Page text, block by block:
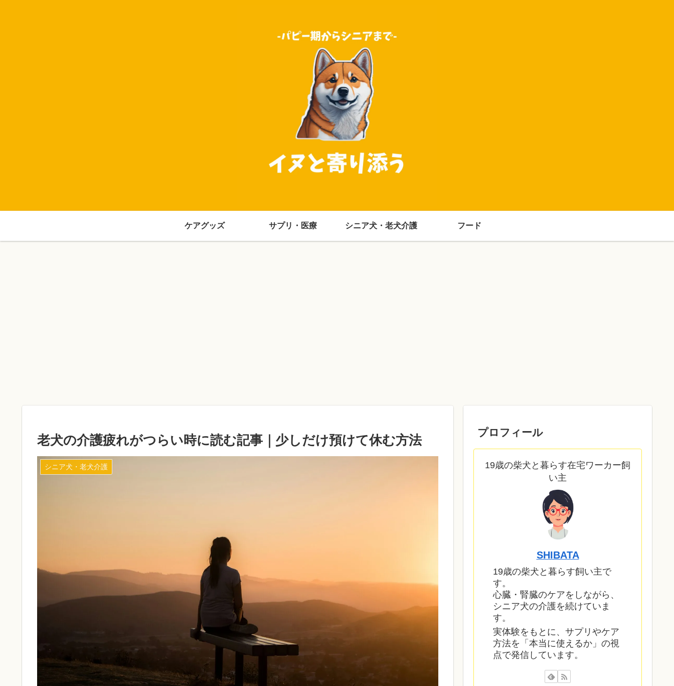
ケアグッズ サプリ・医療 シニア犬・老犬介護 フード
老犬の介護疲れがつらい時に読む記事｜少しだけ預けて休む方法
シニア犬・老犬介護
プロフィール
19歳の柴犬と暮らす在宅ワーカー飼
い主
SHIBATA
19歳の柴犬と暮らす飼い主で
す。
心臓・腎臓のケアをしながら、
シニア犬の介護を続けていま
す。
実体験をもとに、サプリやケア
方法を「本当に使えるか」の視
点で発信しています。